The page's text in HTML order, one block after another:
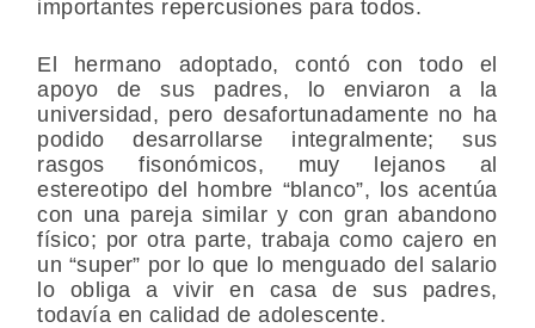
importantes repercusiones para todos.
El hermano adoptado, contó con todo el
apoyo de sus padres, lo enviaron a la
universidad, pero desafortunadamente no ha
podido desarrollarse integralmente; sus
rasgos fisonómicos, muy lejanos al
estereotipo del hombre “blanco”, los acentúa
con una pareja similar y con gran abandono
físico; por otra parte, trabaja como cajero en
un “super” por lo que lo menguado del salario
lo obliga a vivir en casa de sus padres,
todavía en calidad de adolescente.